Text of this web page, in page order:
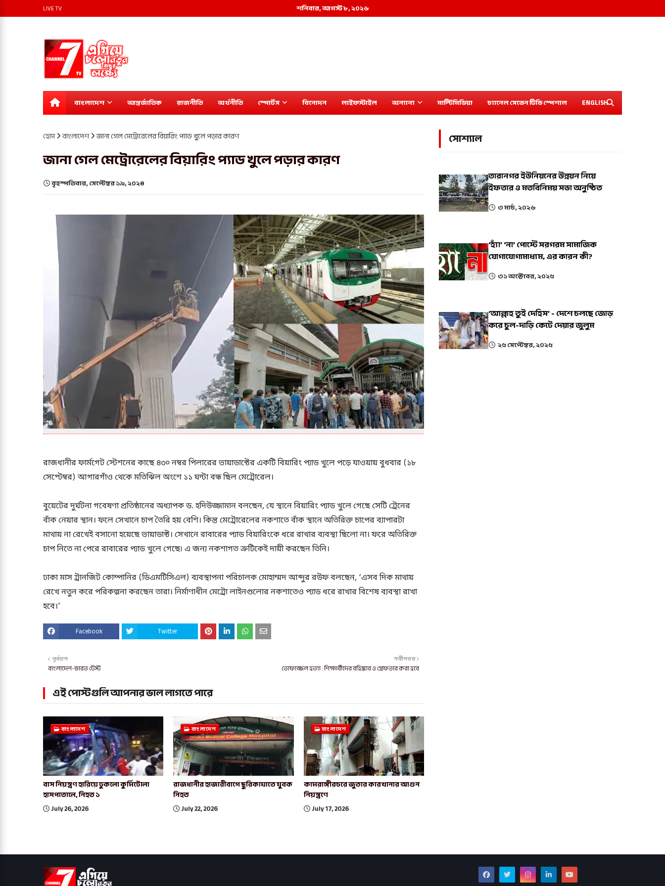
শনিবার, আগস্ট ৮, ২০২৬
LIVE TV
বাংলাদেশ আন্তর্জাতিক রাজনীতি অর্থনীতি স্পোর্টস বিনোদন লাইফস্টাইল অন্যান্য মাল্টিমিডিয়া চ্যানেল সেভেন টিভি স্পেশাল ENGLISH
হোম বাংলাদেশ জানা গেল মেট্রোরেলের বিয়ারিং প্যাড খুলে পড়ার কারণ
জানা গেল মেট্রোরেলের বিয়ারিং প্যাড খুলে পড়ার কারণ
বৃহস্পতিবার, সেপ্টেম্বর ১৯, ২০২৪
রাজধানীর ফার্মগেট স্টেশনের কাছে ৪৩০ নম্বর পিলারের ভায়াডাক্টের একটি বিয়ারিং প্যাড খুলে পড়ে যাওয়ায় বুধবার (১৮
সেপ্টেম্বর) আগারগাঁও থেকে মতিঝিল অংশে ১১ ঘন্টা বন্ধ ছিল মেট্রোরেল।
বুয়েটের দুর্ঘটনা গবেষণা প্রতিষ্ঠানের অধ্যাপক ড. হদিউজ্জামান বলছেন, যে স্থানে বিয়ারিং প্যাড খুলে গেছে সেটি ট্রেনের
বাঁক নেয়ার স্থান। ফলে সেখানে চাপ তৈরি হয় বেশি। কিন্ত মেট্রোরেলের নকশাতে বাঁক স্থানে অতিরিক্ত চাপের ব্যাপারটা
মাথায় না রেখেই বসানো হয়েছে ভায়াডাক্ট। সেখানে রাবারের প্যাড বিয়ারিংকে ধরে রাখার ব্যবস্থা ছিলো না। ফরে অতিরিক্ত
চাপ নিতে না পেরে রাবারের প্যাড খুলে গেছে৷ এ জন্য নকশাগত ত্রুটিকেই দায়ী করছেন তিনি।
ঢাকা মাস ট্রানজিট কোম্পানির (ডিএমটিসিএল) ব্যবস্থাপনা পরিচালক মোহাম্মদ আব্দুর রউফ বলছেন, ‘এসব দিক মাথায়
রেখে নতুন করে পরিকল্পনা করছেন তারা। নির্মাণাধীন মেট্রো লাইনগুলোর নকশাতেও প্যাড ধরে রাখার বিশেষ ব্যবস্থা রাখা
হবে।’
Facebook Twitter
নবীনতর
তোফাজ্জল হত্যা : শিক্ষার্থীদের বহিস্কার ও গ্রেফতার করা হবে
পূর্বতন
বাংলাদেশ-ভারত টেস্ট
এই পোস্টগুলি আপনার ভাল লাগতে পারে
বাংলাদেশ
বাস নিয়ন্ত্রণ হারিয়ে ঢুকলো কুর্মিটোলা
হাসপাতালে, নিহত ১
July 26, 2026
বাংলাদেশ
রাজধানীর হাজারীবাগে ছুরিকাঘাতে যুবক
নিহত
July 22, 2026
বাংলাদেশ
কামরাঙ্গীরচরে জুতার কারখানার আগুন
নিয়ন্ত্রণে
July 17, 2026
সোশ্যাল
তারানগর ইউনিয়নের উন্নয়ন নিয়ে
ইফতার ও মতবিনিময় সভা অনুষ্ঠিত
৩ মার্চ, ২০২৬
‘হ্যাঁ’ ‘না’ পোস্টে সরগরম সামাজিক
যোগাযোগামাধ্যম, এর কারন কী?
৩১ অক্টোবর, ২০২৫
‘আল্লাহ তুই দেহিস’ - দেশে চলছে জোড়
করে চুল-দাড়ি কেটে দেয়ার জুলুম
২৫ সেপ্টেম্বর, ২০২৫